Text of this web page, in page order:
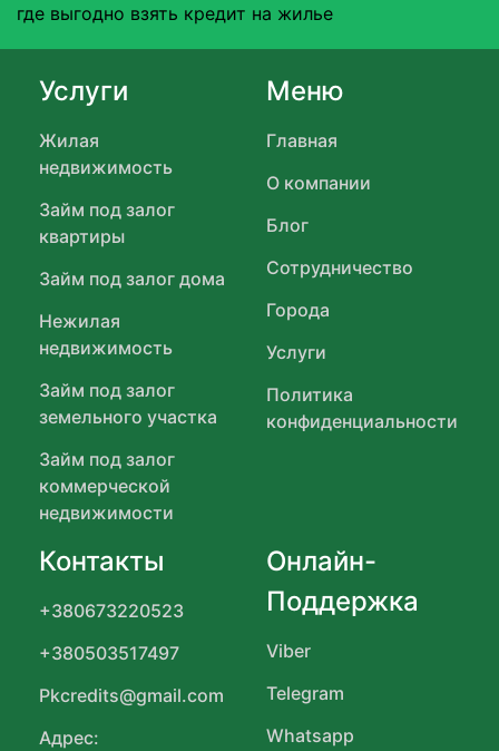
где выгодно взять кредит на жилье
Услуги
Жилая
недвижимость
Займ под залог
квартиры
Займ под залог дома
Нежилая
недвижимость
Займ под залог
земельного участка
Займ под залог
коммерческой
недвижимости
Меню
Главная
О компании
Блог
Сотрудничество
Города
Услуги
Политика
конфиденциальности
Контакты
+380673220523
+380503517497
Pkcredits@gmail.com
Адрес:
Онлайн-
Поддержка
Viber
Telegram
Whatsapp